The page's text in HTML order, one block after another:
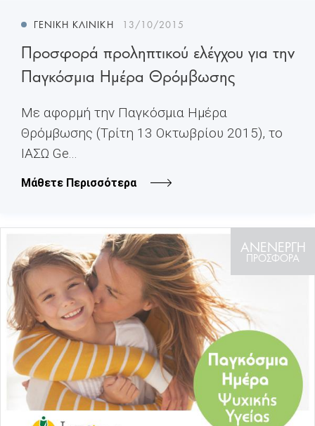
ΓΕΝΙΚΉ ΚΛΙΝΙΚΉ 13/10/2015
Προσφορά προληπτικού ελέγχου για την
Παγκόσμια Ημέρα Θρόμβωσης
Με αφορμή την Παγκόσμια Ημέρα
Θρόμβωσης (Τρίτη 13 Οκτωβρίου 2015), το
ΙΑΣΩ Ge...
Μάθετε Περισσότερα
ΑΝΕΝΕΡΓΗ
ΠΡΟΣΦΟΡΑ